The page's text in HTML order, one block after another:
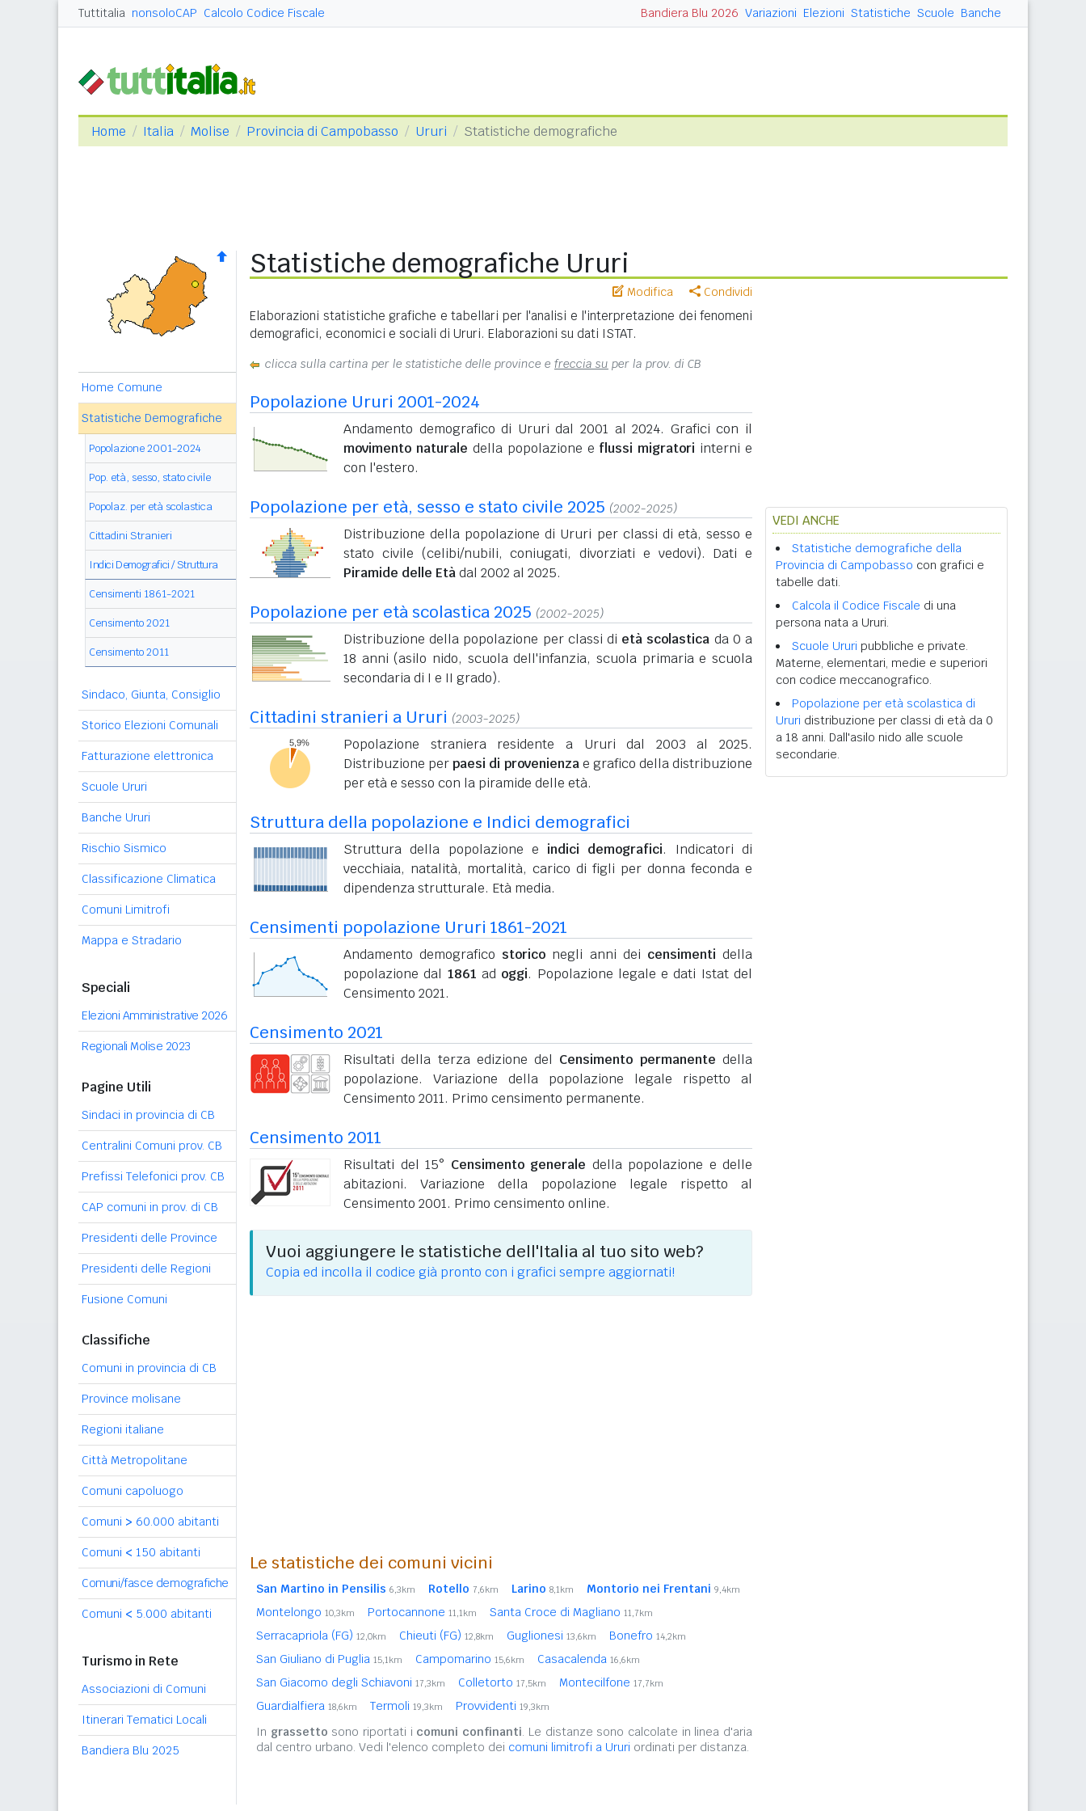
Tuttitalia nonsoloCAP Calcolo Codice Fiscale Bandiera Blu 2026 Variazioni Elezioni Statistiche Scuole Banche
Home Italia Molise Provincia di Campobasso Ururi Statistiche demografiche
Home Comune
Statistiche Demografiche
Popolazione 2001-2024
Pop. età, sesso, stato civile
Popolaz. per età scolastica
Cittadini Stranieri
Indici Demografici / Struttura
Censimenti 1861-2021
Censimento 2021
Censimento 2011
Sindaco, Giunta, Consiglio
Storico Elezioni Comunali
Fatturazione elettronica
Scuole Ururi
Banche Ururi
Rischio Sismico
Classificazione Climatica
Comuni Limitrofi
Mappa e Stradario
Speciali
Elezioni Amministrative 2026
Regionali Molise 2023
Pagine Utili
Sindaci in provincia di CB
Centralini Comuni prov. CB
Prefissi Telefonici prov. CB
CAP comuni in prov. di CB
Presidenti delle Province
Presidenti delle Regioni
Fusione Comuni
Classifiche
Comuni in provincia di CB
Province molisane
Regioni italiane
Città Metropolitane
Comuni capoluogo
Comuni > 60.000 abitanti
Comuni < 150 abitanti
Comuni/fasce demografiche
Comuni < 5.000 abitanti
Turismo in Rete
Associazioni di Comuni
Itinerari Tematici Locali
Bandiera Blu 2025
Statistiche demografiche Ururi
Modifica Condividi
Elaborazioni statistiche grafiche e tabellari per l'analisi e l'interpretazione dei fenomeni
demografici, economici e sociali di Ururi. Elaborazioni su dati ISTAT.
clicca sulla cartina per le statistiche delle province e freccia su per la prov. di CB
Popolazione Ururi 2001-2024
Andamento demografico di Ururi dal 2001 al 2024. Grafici con il
movimento naturale della popolazione e flussi migratori interni e
con l'estero.
Popolazione per età, sesso e stato civile 2025 (2002-2025)
Distribuzione della popolazione di Ururi per classi di età, sesso e
stato civile (celibi/nubili, coniugati, divorziati e vedovi). Dati e
Piramide delle Etàdal 2002 al 2025.
Popolazione per età scolastica 2025 (2002-2025)
Distribuzione della popolazione per classi di età scolastica da 0 a
18 anni (asilo nido, scuola dell'infanzia, scuola primaria e scuola
secondaria di I e II grado).
Cittadini stranieri a Ururi (2003-2025)
Popolazione straniera residente a Ururi dal 2003 al 2025.
Distribuzione perpaesi di provenienzae grafico della distribuzione
per età e sesso con la piramide delle età.
Struttura della popolazione e Indici demografici
Struttura della popolazione e indici demografici. Indicatori di
vecchiaia, natalità, mortalità, carico di figli per donna feconda e
dipendenza strutturale. Età media.
Censimenti popolazione Ururi 1861-2021
Andamento demografico storico negli anni dei censimenti della
popolazione dal 1861 ad oggi. Popolazione legale e dati Istat del
Censimento 2021.
Censimento 2021
Risultati della terza edizione del Censimento permanente della
popolazione. Variazione della popolazione legale rispetto al
Censimento 2011. Primo censimento permanente.
Censimento 2011
Risultati del 15° Censimento generale della popolazione e delle
abitazioni. Variazione della popolazione legale rispetto al
Censimento 2001. Primo censimento online.
Vuoi aggiungere le statistiche dell'Italia al tuo sito web?
Copia ed incolla il codice già pronto con i grafici sempre aggiornati!
Le statistiche dei comuni vicini
San Martino in Pensilis 6,3km Rotello 7,6km Larino 8,1km Montorio nei Frentani 9,4km
Montelongo 10,3km Portocannone 11,1km Santa Croce di Magliano 11,7km
Serracapriola (FG) 12,0km Chieuti (FG) 12,8km Guglionesi 13,6km Bonefro 14,2km
San Giuliano di Puglia 15,1km Campomarino 15,6km Casacalenda 16,6km
San Giacomo degli Schiavoni 17,3km Colletorto 17,5km Montecilfone 17,7km
Guardialfiera 18,6km Termoli 19,3km Provvidenti 19,3km
In grassetto sono riportati i comuni confinanti. Le distanze sono calcolate in linea d'aria
dal centro urbano. Vedi l'elenco completo dei comuni limitrofi a Ururi ordinati per distanza.
VEDI ANCHE
Statistiche demografiche della
Provincia di Campobasso con grafici e
tabelle dati.
Calcola il Codice Fiscale di una
persona nata a Ururi.
Scuole Ururi pubbliche e private.
Materne, elementari, medie e superiori
con codice meccanografico.
Popolazione per età scolastica di
Ururi distribuzione per classi di età da 0
a 18 anni. Dall'asilo nido alle scuole
secondarie.